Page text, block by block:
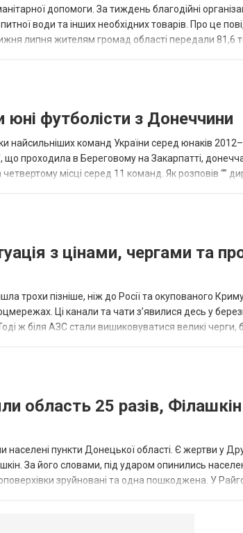
допомоги. За тиждень благодійні
води та інших необхідних товарів. Про це
липня жителям громад області передали 81,6
юні футболісти з Донеччини
команд України серед юнаків
що проходила в Береговому на Закарпатті,
місці серед 11 команд. Як розповів “”
з цінами, чергами та
трохи пізніше, ніж до Росії та окупованого
Ці канали та чати з’явилися десь у
ж біля АЗС стали вишиковуватися великі черги,
область 25 разів,
населені пункти Донецької області. Є жертви у
За його словами, під ударом опинились
зруйновані та одна пошкоджена. У